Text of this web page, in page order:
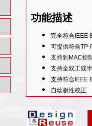
功能描述
完全符合IEEE
可提供符合
支持到MAC控
支持全双工或
支持符合IEEE
自动极性校正
嵌入式基线偏
高性能数字时